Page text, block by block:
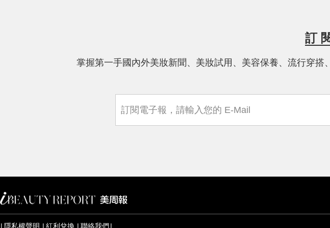
訂
掌握第一手國內外美妝新聞、美妝試用、美容保養、流行穿
隱私權聲明 紅利兌換 聯絡我們